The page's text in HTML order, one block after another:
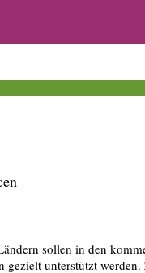
sollen in den
gezielt unterstützt werden.